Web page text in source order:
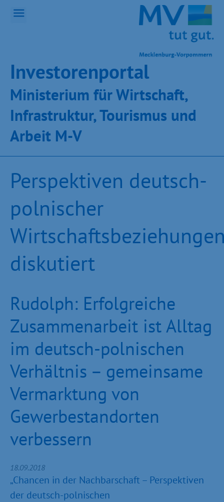
Inves­toren­por­tal
Ministeri­um für Wirt­schaft,
Infra­struk­tur, Tou­ris­mus und
Ar­beit M-V
Perspektiven deutsch-
polnischer
diskutiert
Rudolph: Erfolgreiche
Zusammenarbeit ist Alltag
im deutsch-polnischen
Verhältnis – gemeinsame
Vermarktung von
Gewerbestandorten
verbessern
18.09.2018
„Chancen in der Nachbarschaft – Perspektiven
der deutsch-polnischen